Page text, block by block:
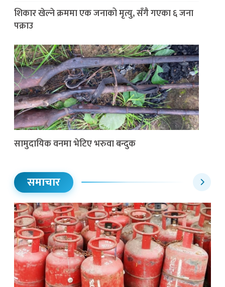
शिकार खेल्ने क्रममा एक जनाको मृत्यु, सँगै गएका ६ जना
पक्राउ
सामुदायिक वनमा भेटिए भरुवा बन्दुक
समाचार